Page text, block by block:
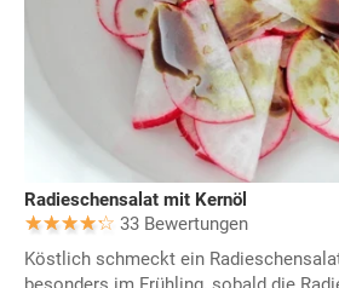
Radieschensalat mit Kernöl
33 Bewertungen
Köstlich schmeckt ein